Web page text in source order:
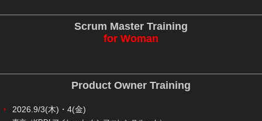
Scrum Master Training
for Woman
Product Owner Training
2026.9/3(木)・4(金)